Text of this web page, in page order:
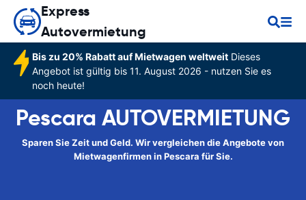
Express
Autovermietung
Bis zu 20% Rabatt auf Mietwagen weltweitDieses
Angebot ist gültig bis 11. August 2026 - nutzen Sie es
noch heute!
Pescara AUTOVERMIETUNG
Sparen Sie Zeit und Geld. Wir vergleichen die Angebote von
Mietwagenfirmen in Pescara für Sie.